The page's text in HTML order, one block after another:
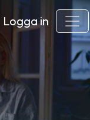
Logga in